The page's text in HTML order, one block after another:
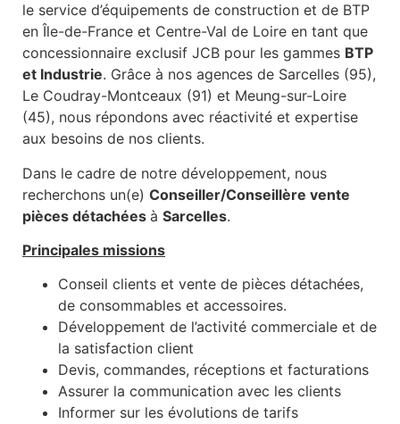
le service d’équipements de construction et de BTP
en Île-de-France et Centre-Val de Loire en tant que
concessionnaire exclusif JCB pour les gammes BTP
et Industrie. Grâce à nos agences de Sarcelles (95),
Le Coudray-Montceaux (91) et Meung-sur-Loire
(45), nous répondons avec réactivité et expertise
aux besoins de nos clients.
Dans le cadre de notre développement, nous
recherchons un(e) Conseiller/Conseillère vente
pièces détachées à Sarcelles.
Principales missions
Conseil clients et vente de pièces détachées,
de consommables et accessoires.
Développement de l’activité commerciale et de
la satisfaction client
Devis, commandes, réceptions et facturations
Assurer la communication avec les clients
Informer sur les évolutions de tarifs